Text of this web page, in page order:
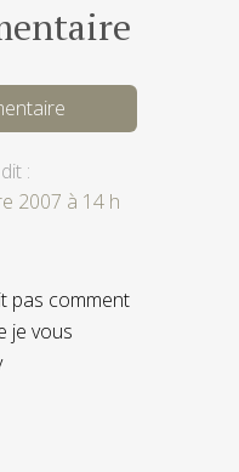
dit :
2007 à 14 h
pas comment
je vous